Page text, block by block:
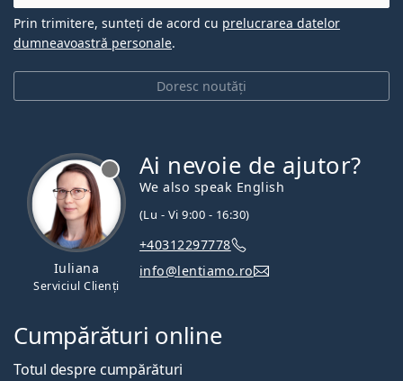
Doresc noutăți
Prin trimitere, sunteți de acord cu prelucrarea datelor
dumneavoastră personale.
Iuliana
Serviciul Clienți
Ai nevoie de ajutor?
We also speak English
(Lu - Vi 9:00 - 16:30)
+40312297778
info@lentiamo.ro
Cumpărături online
Totul despre cumpărături